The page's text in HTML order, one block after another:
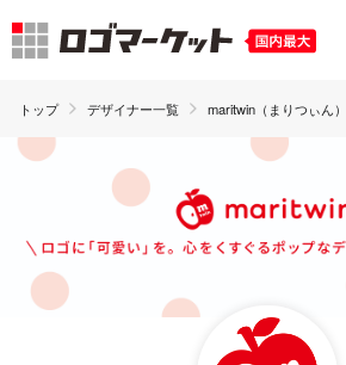
トップ デザイナー一覧 maritwin（まりつぃん）